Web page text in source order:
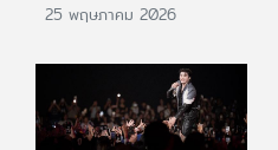
25 พฤษภาคม 2026